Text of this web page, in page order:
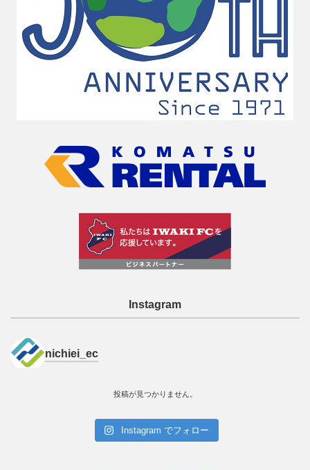
Instagram
nichiei_ec
投稿が見つかりません。
Instagram でフォロー